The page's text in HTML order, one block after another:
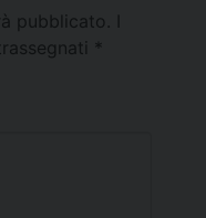
pubblicato.
*